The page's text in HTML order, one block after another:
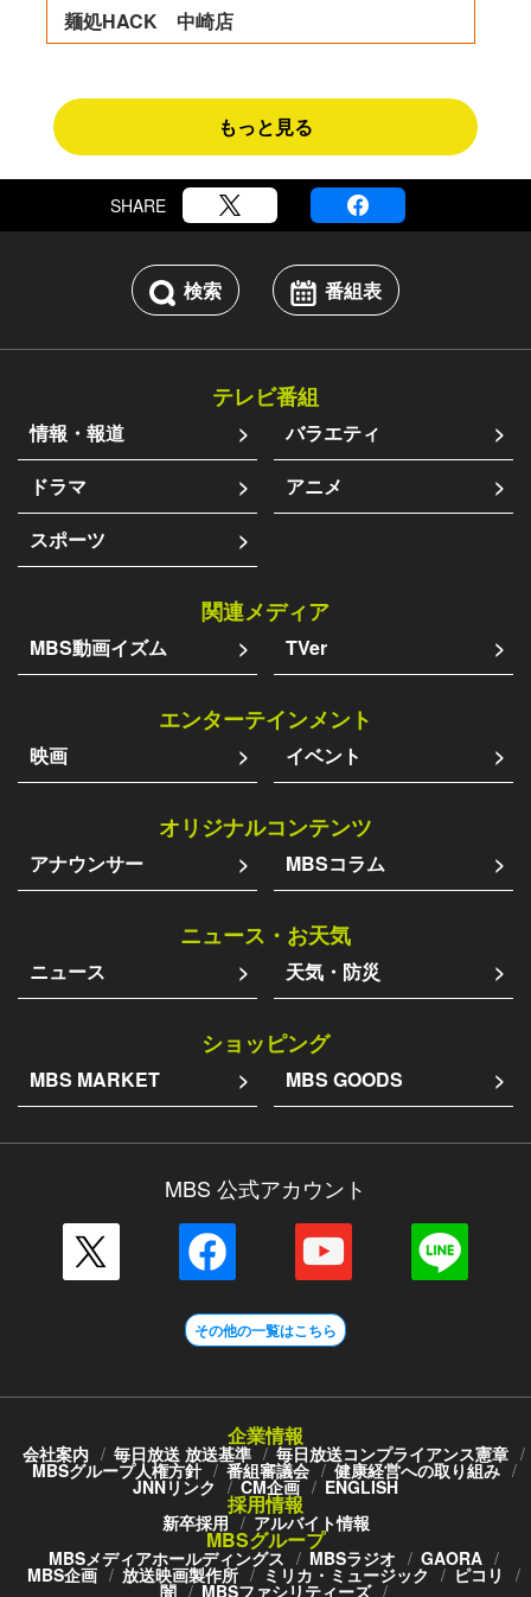
麺処HACK 中崎店
もっと見る
SHARE
検索 番組表
テレビ番組
情報・報道
バラエティ
ドラマ
アニメ
スポーツ
関連メディア
MBS動画イズム TVer
エンターテインメント
映画 イベント
オリジナルコンテンツ
アナウンサー MBSコラム
ニュース・お天気
ニュース 天気・防災
ショッピング
MBS MARKET MBS GOODS
MBS 公式アカウント
その他の一覧はこちら
企業情報
会社案内 毎日放送 放送基準 毎日放送コンプライアンス憲章
MBSグループ人権方針 番組審議会 健康経営への取り組み
JNNリンク CM企画 ENGLISH
採用情報
新卒採用 アルバイト情報
MBSグループ
MBSメディアホールディングス MBSラジオ GAORA
MBS企画 放送映画製作所 ミリカ・ミュージック ピコリ
闇 MBSファシリティーズ